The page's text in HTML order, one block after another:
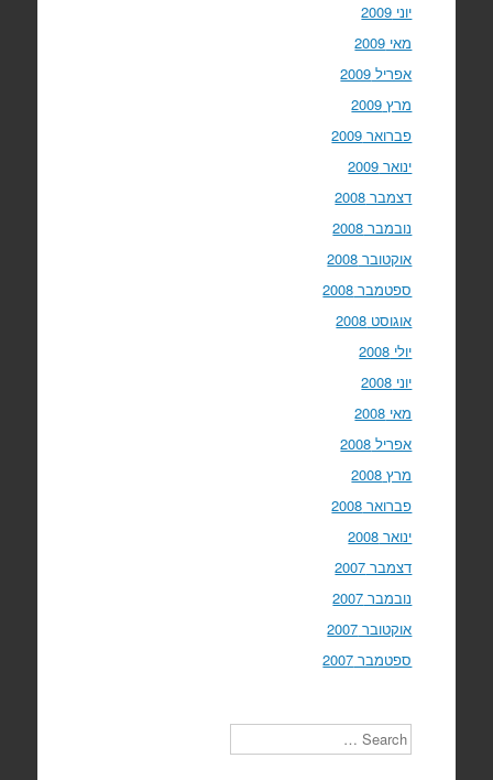
יוני 2009
מאי 2009
אפריל 2009
מרץ 2009
פברואר 2009
ינואר 2009
דצמבר 2008
נובמבר 2008
אוקטובר 2008
ספטמבר 2008
אוגוסט 2008
יולי 2008
יוני 2008
מאי 2008
אפריל 2008
מרץ 2008
פברואר 2008
ינואר 2008
דצמבר 2007
נובמבר 2007
אוקטובר 2007
ספטמבר 2007
Search